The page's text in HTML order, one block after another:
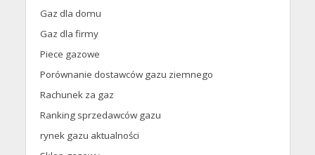
Gaz dla domu
Gaz dla firmy
Piece gazowe
Porównanie dostawców gazu ziemnego
Rachunek za gaz
Ranking sprzedawców gazu
rynek gazu aktualności